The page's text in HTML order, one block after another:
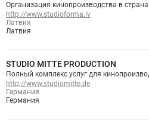
Латвия
Латвия
http://www.studioforma.lv
Организация кинопроизводства в
Германия
Германия
http://www.studiomitte.de
STUDIO MITTE PRODUCTION
Полный комплекс услуг для